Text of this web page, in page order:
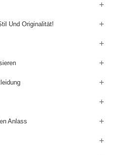
Und Originalität!
Anlass